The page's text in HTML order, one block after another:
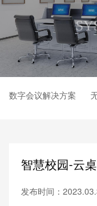
SY
数字会议解决方案
智慧校园-云
发布时间：